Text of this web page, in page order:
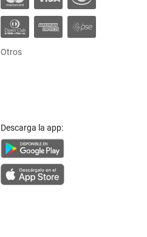
Otros
Descarga la app: